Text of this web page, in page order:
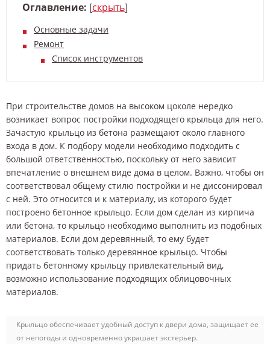
Оглавление: [скрыть]
Основные задачи
Ремонт
Список инструментов
При строительстве домов на высоком цоколе нередко
возникает вопрос постройки подходящего крыльца для него.
Зачастую крыльцо из бетона размещают около главного
входа в дом. К подбору модели необходимо подходить с
большой ответственностью, поскольку от него зависит
впечатление о внешнем виде дома в целом. Важно, чтобы он
соответствовал общему стилю постройки и не диссонировал
с ней. Это относится и к материалу, из которого будет
построено бетонное крыльцо. Если дом сделан из кирпича
или бетона, то крыльцо необходимо выполнить из подобных
материалов. Если дом деревянный, то ему будет
соответствовать только деревянное крыльцо. Чтобы
придать бетонному крыльцу привлекательный вид,
возможно использование подходящих облицовочных
материалов.
Крыльцо обеспечивает удобный доступ к двери дома, защищает ее
от непогоды и одновременно украшает экстерьер.